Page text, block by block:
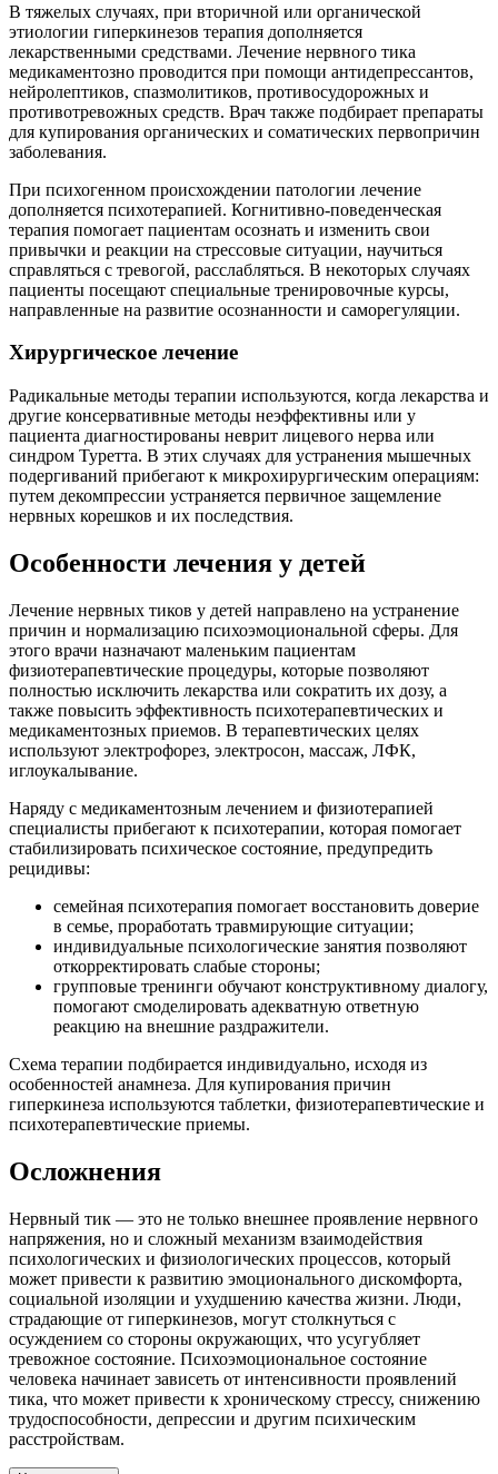
В тяжелых случаях, при вторичной или органической
этиологии гиперкинезов терапия дополняется
лекарственными средствами. Лечение нервного тика
медикаментозно проводится при помощи антидепрессантов,
нейролептиков, спазмолитиков, противосудорожных и
противотревожных средств. Врач также подбирает препараты
для купирования органических и соматических первопричин
заболевания.
При психогенном происхождении патологии лечение
дополняется психотерапией. Когнитивно-поведенческая
терапия помогает пациентам осознать и изменить свои
привычки и реакции на стрессовые ситуации, научиться
справляться с тревогой, расслабляться. В некоторых случаях
пациенты посещают специальные тренировочные курсы,
направленные на развитие осознанности и саморегуляции.
Хирургическое лечение
Радикальные методы терапии используются, когда лекарства и
другие консервативные методы неэффективны или у
пациента диагностированы неврит лицевого нерва или
синдром Туретта. В этих случаях для устранения мышечных
подергиваний прибегают к микрохирургическим операциям:
путем декомпрессии устраняется первичное защемление
нервных корешков и их последствия.
Особенности лечения у детей
Лечение нервных тиков у детей направлено на устранение
причин и нормализацию психоэмоциональной сферы. Для
этого врачи назначают маленьким пациентам
физиотерапевтические процедуры, которые позволяют
полностью исключить лекарства или сократить их дозу, а
также повысить эффективность психотерапевтических и
медикаментозных приемов. В терапевтических целях
используют электрофорез, электросон, массаж, ЛФК,
иглоукалывание.
Наряду с медикаментозным лечением и физиотерапией
специалисты прибегают к психотерапии, которая помогает
стабилизировать психическое состояние, предупредить
рецидивы:
семейная психотерапия помогает восстановить доверие
в семье, проработать травмирующие ситуации;
индивидуальные психологические занятия позволяют
откорректировать слабые стороны;
групповые тренинги обучают конструктивному диалогу,
помогают смоделировать адекватную ответную
реакцию на внешние раздражители.
Схема терапии подбирается индивидуально, исходя из
особенностей анамнеза. Для купирования причин
гиперкинеза используются таблетки, физиотерапевтические и
психотерапевтические приемы.
Осложнения
Нервный тик — это не только внешнее проявление нервного
напряжения, но и сложный механизм взаимодействия
психологических и физиологических процессов, который
может привести к развитию эмоционального дискомфорта,
социальной изоляции и ухудшению качества жизни. Люди,
страдающие от гиперкинезов, могут столкнуться с
осуждением со стороны окружающих, что усугубляет
тревожное состояние. Психоэмоциональное состояние
человека начинает зависеть от интенсивности проявлений
тика, что может привести к хроническому стрессу, снижению
трудоспособности, депрессии и другим психическим
расстройствам.